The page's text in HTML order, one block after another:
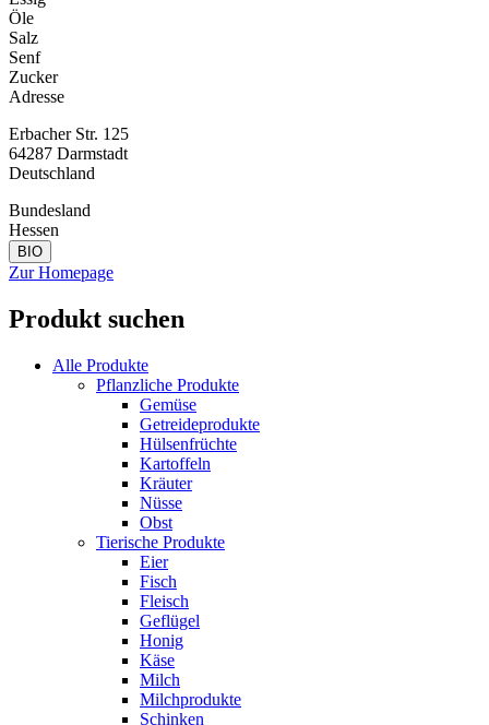
Öle
Salz
Senf
Zucker
Adresse
Erbacher Str. 125
64287 Darmstadt
Deutschland
Bundesland
Hessen
BIO
Zur Homepage
Produkt suchen
Alle Produkte
Pflanzliche Produkte
Gemüse
Getreideprodukte
Hülsenfrüchte
Kartoffeln
Kräuter
Nüsse
Obst
Tierische Produkte
Eier
Fisch
Fleisch
Geflügel
Honig
Käse
Milch
Milchprodukte
Schinken